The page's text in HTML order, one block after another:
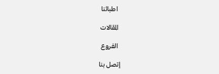
اطبائنا
المقالات
الفروع
إتصل بنا